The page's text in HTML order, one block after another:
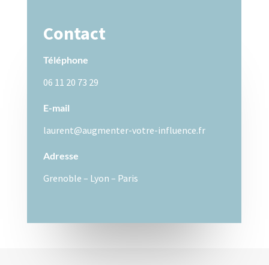
Contact
Téléphone
06 11 20 73 29
E-mail
laurent@augmenter-votre-influence.fr
Adresse
Grenoble – Lyon – Paris